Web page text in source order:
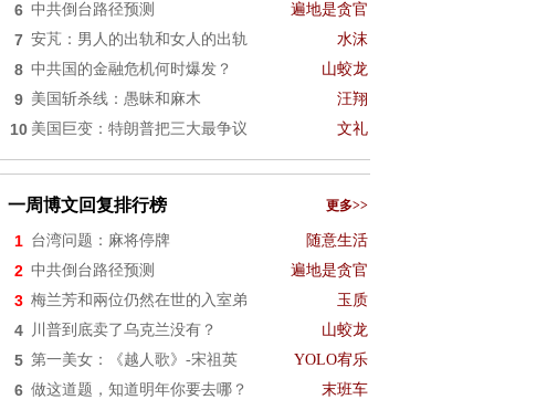
6 中共倒台路径预测 遍地是贪官
7 安芃：男人的出轨和女人的出轨 水沫
8 中共国的金融危机何时爆发？ 山蛟龙
9 美国斩杀线：愚昧和麻木 汪翔
10 美国巨变：特朗普把三大最争议 文礼
一周博文回复排行榜 更多>>
1 台湾问题：麻将停牌 随意生活
2 中共倒台路径预测 遍地是贪官
3 梅兰芳和兩位仍然在世的入室弟 玉质
4 川普到底卖了乌克兰没有？ 山蛟龙
5 第一美女：《越人歌》-宋祖英 YOLO宥乐
6 做这道题，知道明年你要去哪？ 末班车